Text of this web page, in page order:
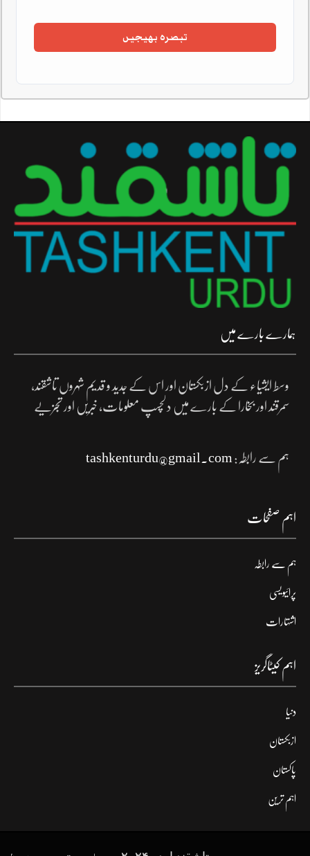
ہمارے بارے میں
وسط ایشیاء کے دل ازبکستان اور اس کے جدید و قدیم شہروں تاشقند،
سمرقند اور بخارا کے بارے میں دلچسپ معلومات، خبریں اور تجزیے
ہم سے رابطہ: tashkenturdu@gmail.com
اہم صفحات
ہم سے رابطہ
پرائیویسی
اشتہارات
اہم کیٹاگریز
دنیا
ازبکستان
پاکستان
اہم ترین